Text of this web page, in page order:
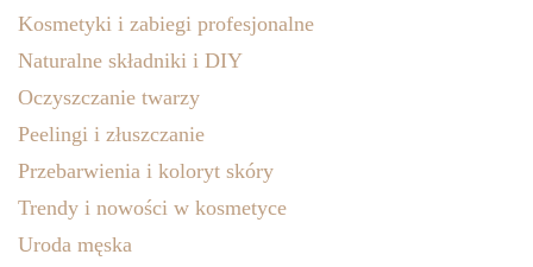
Kosmetyki i zabiegi profesjonalne
Naturalne składniki i DIY
Oczyszczanie twarzy
Peelingi i złuszczanie
Przebarwienia i koloryt skóry
Trendy i nowości w kosmetyce
Uroda męska